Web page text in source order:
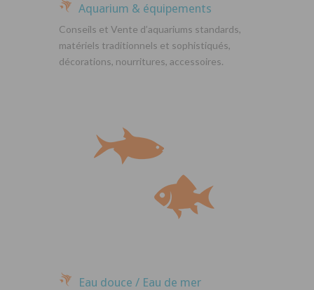
Aquarium & équipements
Conseils et Vente d’aquariums standards,
matériels traditionnels et sophistiqués,
décorations, nourritures, accessoires.
Eau douce / Eau de mer